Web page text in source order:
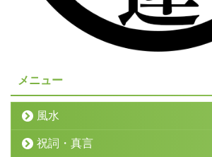
メニュー
風水
祝詞・真言